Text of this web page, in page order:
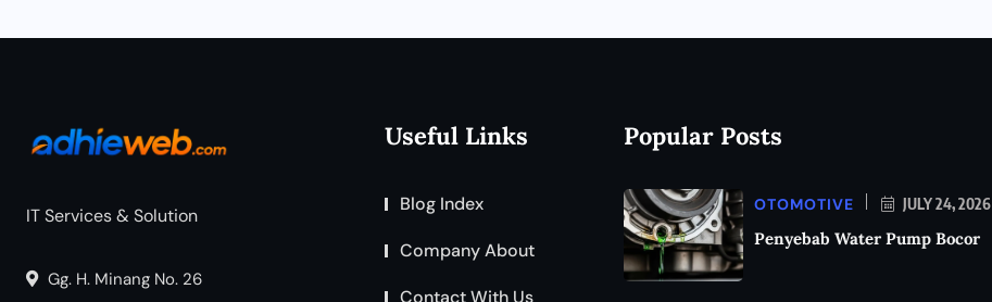
IT Services & Solution
Gg. H. Minang No. 26
Useful Links
Blog Index
Company About
Contact With Us
Popular Posts
OTOMOTIVE JULY 24, 2026
Penyebab Water Pump Bocor